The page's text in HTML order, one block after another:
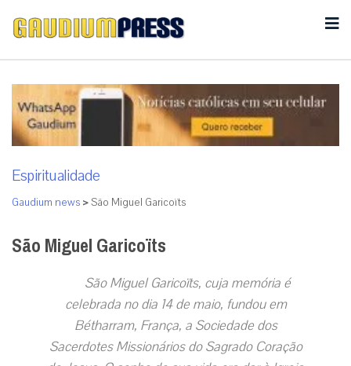
Espiritualidade
Gaudium news >São Miguel Garicoïts
São Miguel Garicoïts
São Miguel Garicoïts, cuja memória é
celebrada no dia 14 de maio, fundou em
Bétharram, França, a Sociedade dos
Sacerdotes Missionários do Sagrado Coração